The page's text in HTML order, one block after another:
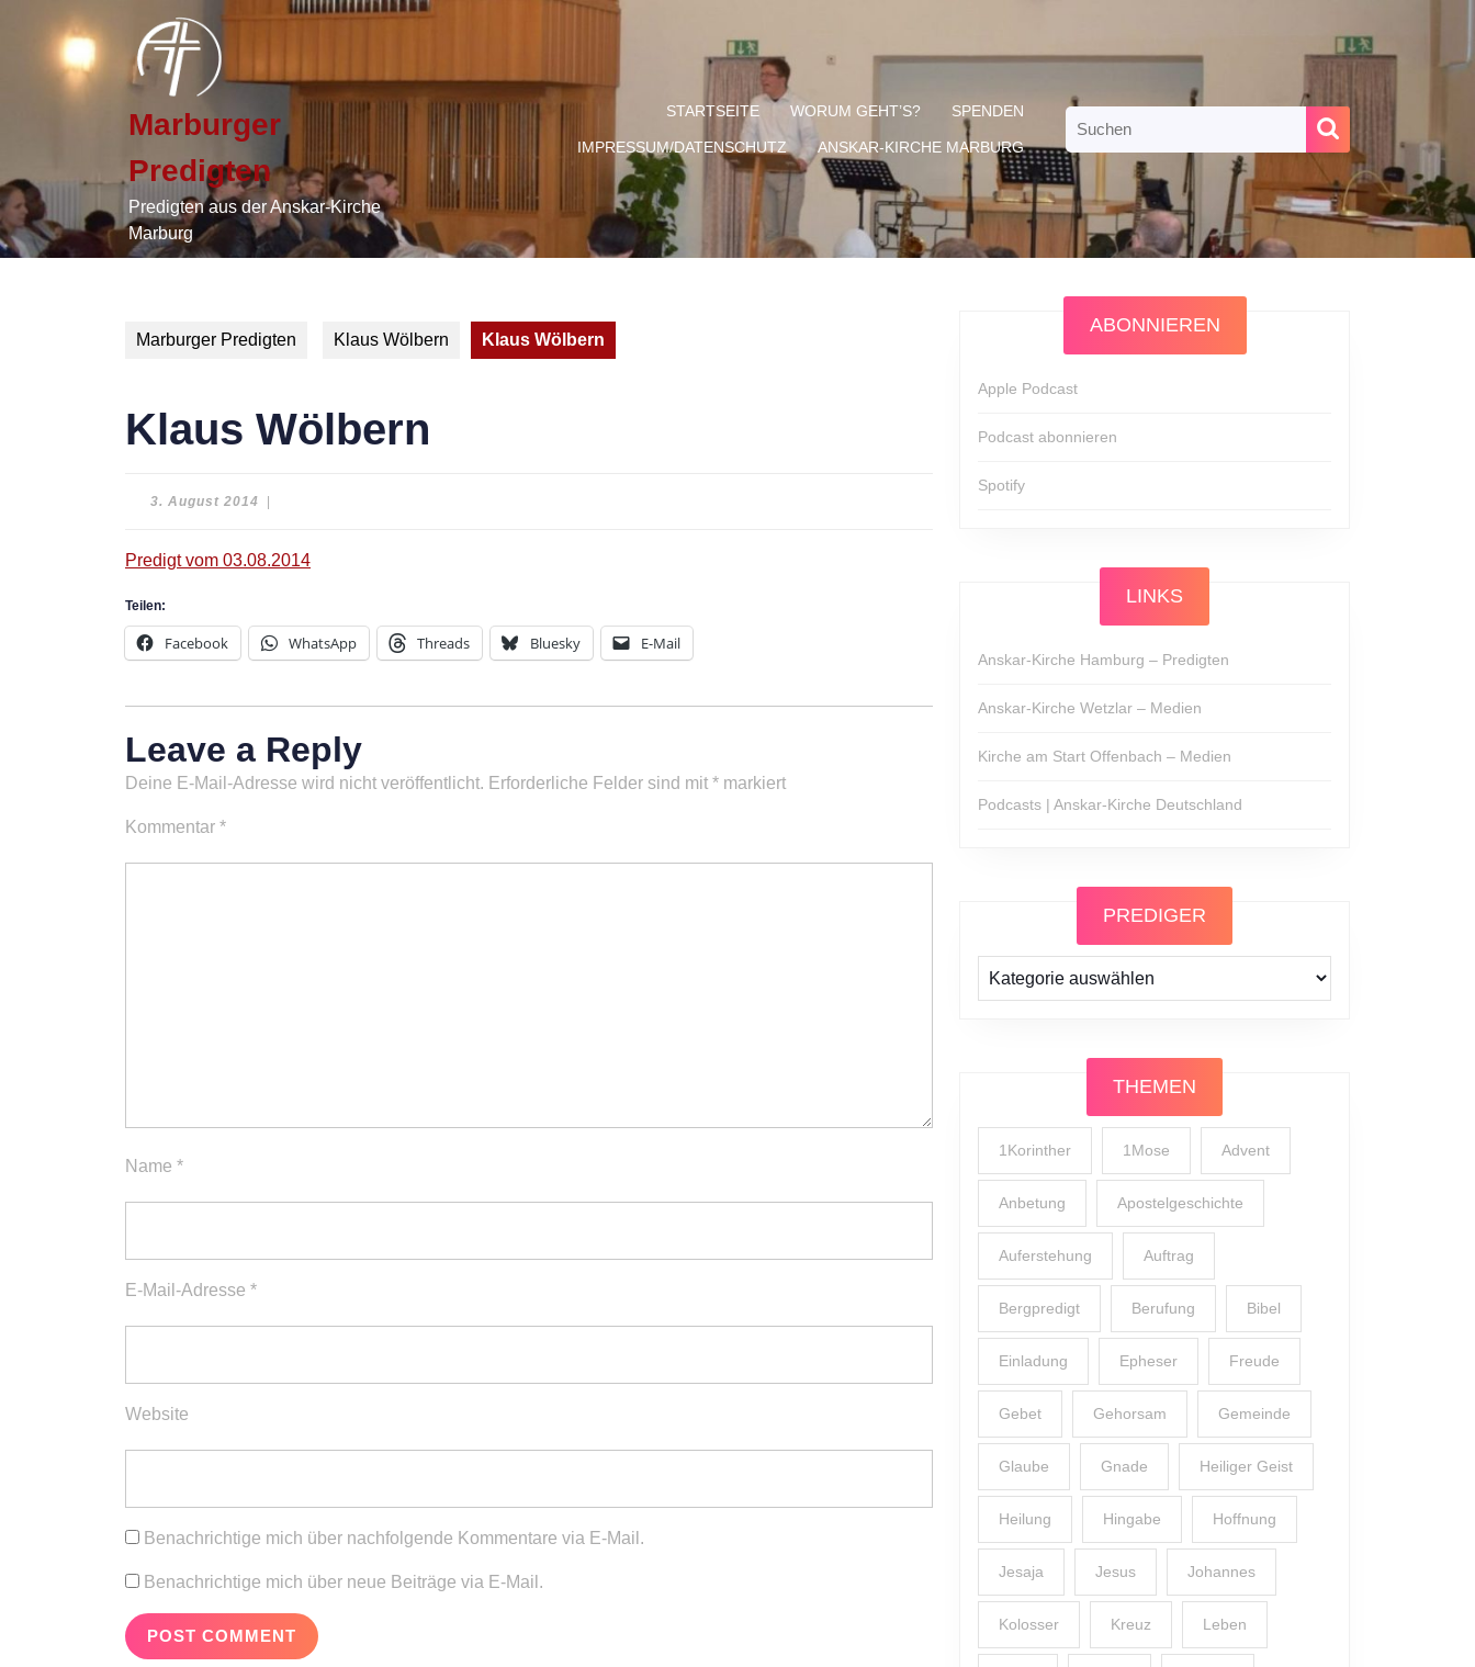
content
Marburger
Predigten
Predigten aus der Anskar-Kirche
Marburg
STARTSEITE WORUM GEHT’S? SPENDEN
IMPRESSUM/DATENSCHUTZ ANSKAR-KIRCHE MARBURG
for:
Marburger Predigten Klaus Wölbern Klaus Wölbern
Klaus Wölbern
3. August 2014 3.
Predigt vom 03.08.2014
Teilen:
Facebook WhatsApp Threads Bluesky E-Mail
Leave a Reply
Deine E-Mail-Adresse wird nicht veröffentlicht. Erforderliche Felder sind mit * markiert
Kommentar *
Name *
E-Mail-Adresse *
Website
Benachrichtige mich über nachfolgende Kommentare via E-Mail.
Benachrichtige mich über neue Beiträge via E-Mail.
ABONNIEREN
Apple Podcast
Podcast abonnieren
Spotify
LINKS
Anskar-Kirche Hamburg – Predigten
Anskar-Kirche Wetzlar – Medien
Kirche am Start Offenbach – Medien
Podcasts | Anskar-Kirche Deutschland
PREDIGER
Prediger
THEMEN
1Korinther 1Mose Advent
Anbetung Apostelgeschichte
Auferstehung Auftrag
Bergpredigt Berufung Bibel
Einladung Epheser Freude
Gebet Gehorsam Gemeinde
Glaube Gnade Heiliger Geist
Heilung Hingabe Hoffnung
Jesaja Jesus Johannes
Kolosser Kreuz Leben